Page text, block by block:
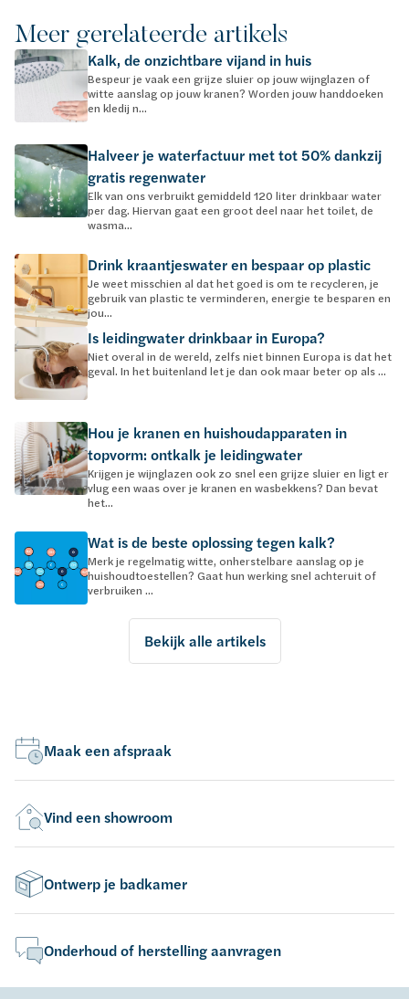
Meer gerelateerde artikels
Kalk, de onzichtbare vijand in huis
Bespeur je vaak een grijze sluier op jouw wijnglazen of
witte aanslag op jouw kranen? Worden jouw handdoeken
en kledij n...
Halveer je waterfactuur met tot 50% dankzij
gratis regenwater
Elk van ons verbruikt gemiddeld 120 liter drinkbaar water
per dag. Hiervan gaat een groot deel naar het toilet, de
wasma...
Drink kraantjeswater en bespaar op plastic
Je weet misschien al dat het goed is om te recycleren, je
gebruik van plastic te verminderen, energie te besparen en
jou...
Is leidingwater drinkbaar in Europa?
Niet overal in de wereld, zelfs niet binnen Europa is dat het
geval. In het buitenland let je dan ook maar beter op als ...
Hou je kranen en huishoudapparaten in
topvorm: ontkalk je leidingwater
Krijgen je wijnglazen ook zo snel een grijze sluier en ligt er
vlug een waas over je kranen en wasbekkens? Dan bevat
het...
Wat is de beste oplossing tegen kalk?
Merk je regelmatig witte, onherstelbare aanslag op je
huishoudtoestellen? Gaat hun werking snel achteruit of
verbruiken ...
Bekijk alle artikels
Maak een afspraak
Vind een showroom
Ontwerp je badkamer
Onderhoud of herstelling aanvragen